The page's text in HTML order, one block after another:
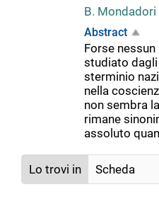
B. Mondadori
Abstract
Forse
studiato
sterminio
nella
non sembra
rimane
assoluto
Lo trovi in Scheda